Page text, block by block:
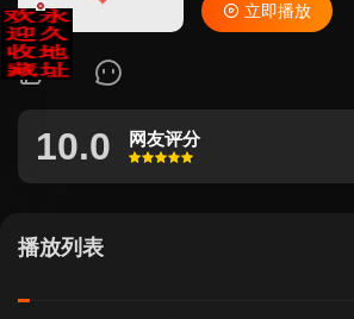
356
立即播放
10.0 网友评分
很差
较差还行推荐力荐
播放列表